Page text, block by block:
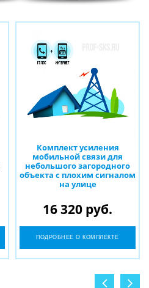
Комплект усиления
мобильной связи для
небольшого загородного
объекта с плохим сигналом
на улице
16 320 руб.
ПОДРОБНЕЕ О КОМПЛЕКТЕ